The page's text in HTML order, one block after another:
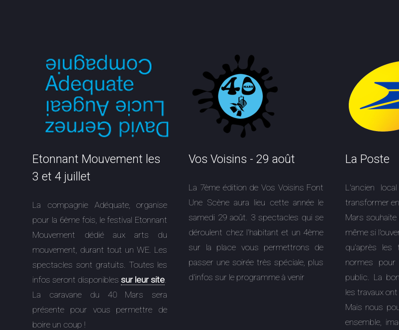
Etonnant Mouvement les
3 et 4 juillet
La compagnie Adéquate, organise
pour la 6ème fois, le festival Etonnant
Mouvement dédié aux arts du
mouvement, durant tout un WE. Les
spectacles sont gratuits. Toutes les
infos seront disponiblessur leur site
La caravane du 40 Mars sera
présente pour vous permettre de
boire un coup !
Vos Voisins - 29 août
La 7ème édition de Vos Voisins Font
Une Scène aura lieu cette année le
samedi 29 août. 3 spectacles qui se
déroulent chez l'habitant et un 4ème
sur la place vous permettrons de
passer une soirée très spéciale, plus
d'infos sur le programme à venir
La Poste
L'ancien
transformer
Mars
même si
qu'après les
normes
public. La
les travaux
Mais nous
ensemble,